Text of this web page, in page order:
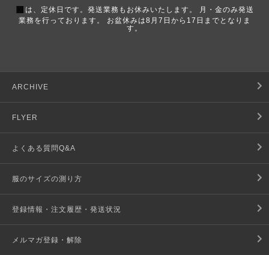
■ は、定休日です。発送業務もお休みいたします。 月・金のみ発送
業務を行っております。 お盆休みは8月7日から17日までとなりま
す。
ARCHIVE
FLYER
よくある質問Q&A
服のサイズの測り方
登録情報・注文履歴・発送状況
メルマガ登録・解除